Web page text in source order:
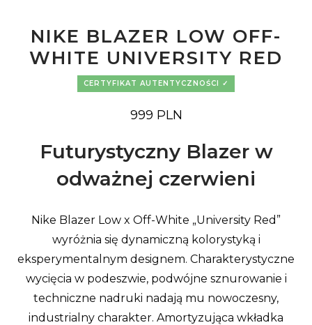
NIKE BLAZER LOW OFF-
WHITE UNIVERSITY RED
CERTYFIKAT AUTENTYCZNOŚCI
999 PLN
Futurystyczny Blazer w
odważnej czerwieni
Nike Blazer Low x Off-White „University Red”
wyróżnia się dynamiczną kolorystyką i
eksperymentalnym designem. Charakterystyczne
wycięcia w podeszwie, podwójne sznurowanie i
techniczne nadruki nadają mu nowoczesny,
industrialny charakter. Amortyzująca wkładka